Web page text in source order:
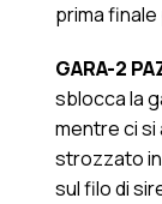
prima
GARA-2
sblocca la
mentre ci si
strozzato in
sul filo di